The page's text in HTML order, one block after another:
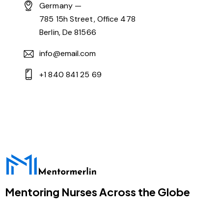
Germany —
785 15h Street, Office 478
Berlin, De 81566
info@email.com
+1 840 841 25 69
Mentoring Nurses Across the Globe